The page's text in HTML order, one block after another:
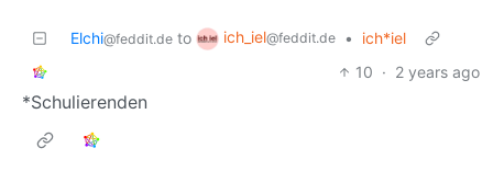
Elchi@feddit.de to ich_iel@feddit.de •
ich*iel
10 · 2 years ago
*Schulierenden